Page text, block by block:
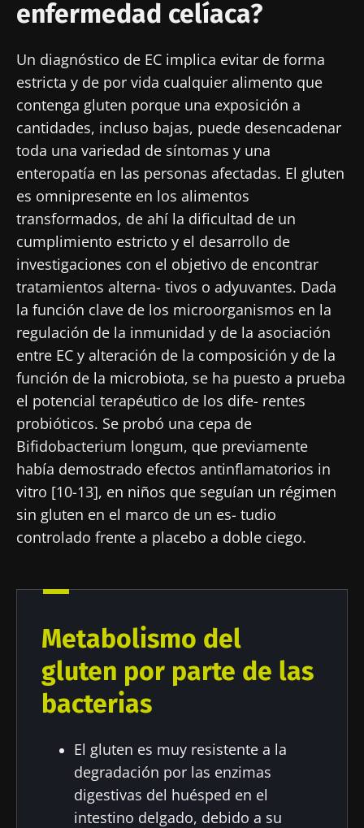
enfermedad celíaca?
Un diagnóstico de EC implica evitar de forma
estricta y de por vida cualquier alimento que
contenga gluten porque una exposición a
cantidades, incluso bajas, puede desencadenar
toda una variedad de síntomas y una
enteropatía en las personas afectadas. El gluten
es omnipresente en los alimentos
transformados, de ahí la dificultad de un
cumplimiento estricto y el desarrollo de
investigaciones con el objetivo de encontrar
tratamientos alterna- tivos o adyuvantes. Dada
la función clave de los microorganismos en la
regulación de la inmunidad y de la asociación
entre EC y alteración de la composición y de la
función de la microbiota, se ha puesto a prueba
el potencial terapéutico de los dife- rentes
probióticos. Se probó una cepa de
Bifidobacterium longum, que previamente
había demostrado efectos antinflamatorios in
vitro [10-13], en niños que seguían un régimen
sin gluten en el marco de un es- tudio
controlado frente a placebo a doble ciego.
Metabolismo del
gluten por parte de las
bacterias
El gluten es muy resistente a la
degradación por las enzimas
digestivas del huésped en el
intestino delgado, debido a su